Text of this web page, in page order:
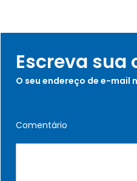
Escreva sua
O seu endereço de e-mail
Comentário